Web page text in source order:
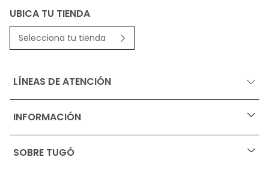
UBICA TU TIENDA
Selecciona tu tienda
LÍNEAS DE ATENCIÓN
INFORMACIÓN +
Ofertas vigentes
SOBRE TUGÓ +